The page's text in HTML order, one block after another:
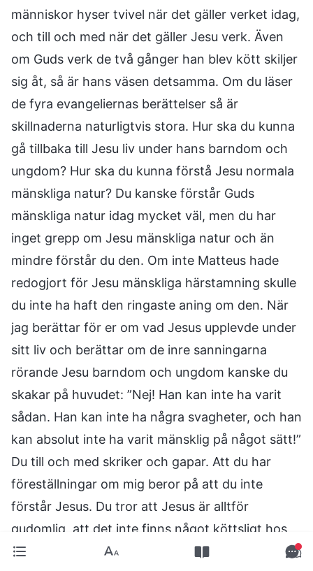
människor hyser tvivel när det gäller verket idag,
och till och med när det gäller Jesu verk. Även
om Guds verk de två gånger han blev kött skiljer
sig åt, så är hans väsen detsamma. Om du läser
de fyra evangeliernas berättelser så är
skillnaderna naturligtvis stora. Hur ska du kunna
gå tillbaka till Jesu liv under hans barndom och
ungdom? Hur ska du kunna förstå Jesu normala
mänskliga natur? Du kanske förstår Guds
mänskliga natur idag mycket väl, men du har
inget grepp om Jesu mänskliga natur och än
mindre förstår du den. Om inte Matteus hade
redogjort för Jesu mänskliga härstamning skulle
du inte ha haft den ringaste aning om den. När
jag berättar för er om vad Jesus upplevde under
sitt liv och berättar om de inre sanningarna
rörande Jesu barndom och ungdom kanske du
skakar på huvudet: ”Nej! Han kan inte ha varit
sådan. Han kan inte ha några svagheter, och han
kan absolut inte ha varit mänsklig på något sätt!”
Du till och med skriker och gapar. Att du har
föreställningar om mig beror på att du inte
förstår Jesus. Du tror att Jesus är alltför
gudomlig, att det inte finns något köttsligt hos
honom. Men fakta är ändå fakta. Ingen vill säga